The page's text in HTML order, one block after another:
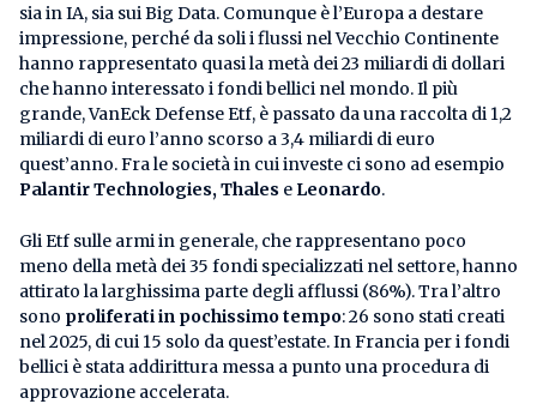
sia in IA, sia sui Big Data. Comunque è l’Europa a destare
impressione, perché da soli i flussi nel Vecchio Continente
hanno rappresentato quasi la metà dei 23 miliardi di dollari
che hanno interessato i fondi bellici nel mondo. Il più
grande, VanEck Defense Etf, è passato da una raccolta di 1,2
miliardi di euro l’anno scorso a 3,4 miliardi di euro
quest’anno. Fra le società in cui investe ci sono ad esempio
Palantir Technologies, Thales e Leonardo.
Gli Etf sulle armi in generale, che rappresentano poco
meno della metà dei 35 fondi specializzati nel settore, hanno
attirato la larghissima parte degli afflussi (86%). Tra l’altro
sono proliferati in pochissimo tempo: 26 sono stati creati
nel 2025, di cui 15 solo da quest’estate. In Francia per i fondi
bellici è stata addirittura messa a punto una procedura di
approvazione accelerata.